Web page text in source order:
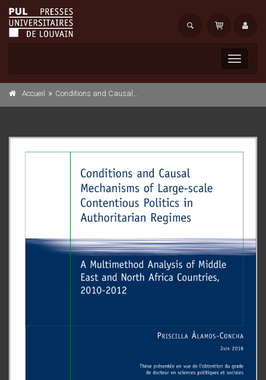
Toggle
Accueil Conditions and Causal Mechanisms of Large-scale Contentious Politics in Authoritarian Regimes